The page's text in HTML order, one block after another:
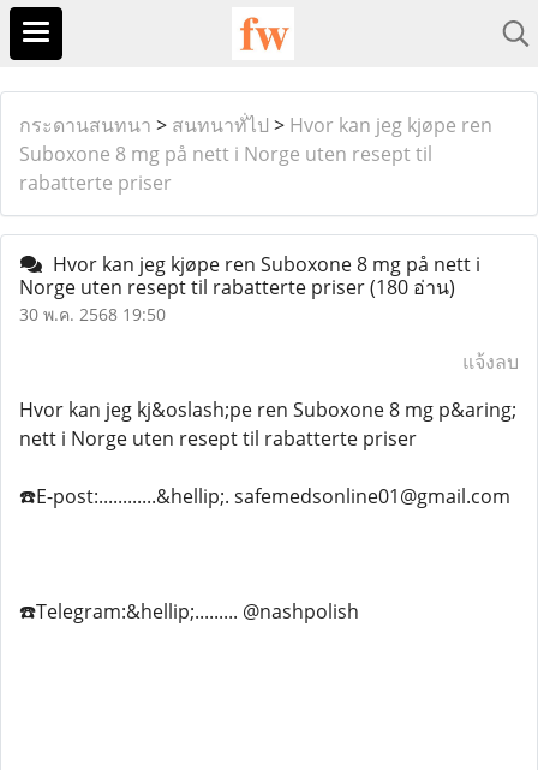
กระดานสนทนา > สนทนาทั่ไป > Hvor kan jeg kjøpe ren
Suboxone 8 mg på nett i Norge uten resept til
rabatterte priser
Hvor kan jeg kjøpe ren Suboxone 8 mg på nett i
Norge uten resept til rabatterte priser(180 อ่าน)
30 พ.ค. 2568 19:50
แจ้งลบ
Hvor kan jeg kj&oslash;pe ren Suboxone 8 mg p&aring;
nett i Norge uten resept til rabatterte priser
☎️E-post:............&hellip;. safemedsonline01@gmail.com
☎️Telegram:&hellip;......... @nashpolish